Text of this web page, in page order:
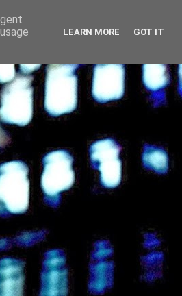
LEARN MORE GOT IT